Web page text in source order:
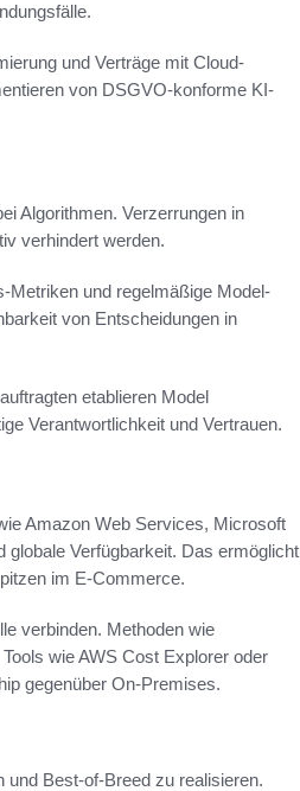
und Verträge mit Cloud-
von DSGVO-konforme KI-
Algorithmen. Verzerrungen in
verhindert werden.
Metriken und regelmäßige Model-
von Entscheidungen in
etablieren Model
Verantwortlichkeit und Vertrauen.
Amazon Web Services, Microsoft
Verfügbarkeit. Das ermöglicht
im E‑Commerce.
verbinden. Methoden wie
wie AWS Cost Explorer oder
gegenüber On‑Premises.
Best‑of‑Breed zu realisieren.